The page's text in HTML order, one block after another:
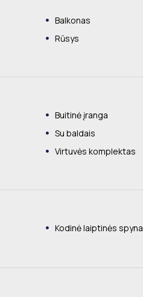
Balkonas
Rūsys
Buitinė įranga
Su baldais
Virtuvės komplektas
Kodinė laiptinės spyna